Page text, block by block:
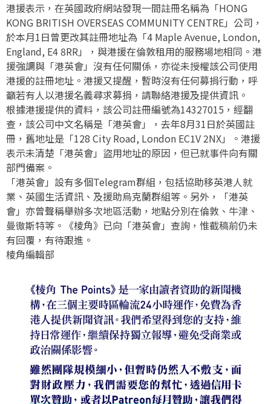
港援表示，在英國政府網站發現一間註冊名稱為「HONG
KONG BRITISH OVERSEAS COMMUNITY CENTRE」公司，
於本月1日曾更改其註冊地址為「4 Maple Avenue, London,
England, E4 8RR」，與港援在倫敦租用的服務場地相同。港
援強調與「港英會」沒有任何關係，亦從未授權該公司使用
港援的註冊地址。港援又提醒，暫時沒有任何募捐行動，呼
籲若有人以港援名義尋求募捐，請聯絡港援及提供資訊。
根據港援提供的資料，該公司註冊編號為14327015，經翻
查，該公司中文名稱是「港英會」，去年8月31日於英國註
冊，舊地址是「128 City Road, London EC1V 2NX」。港援
表示未清楚「港英會」盜用地址的原因，但已就事件向有關
部門備案。
「港英會」設有多個Telegram群組，包括協助移英港人就
業、英國生活資訊、及援助烏克蘭群組等。另外，「港英
會」亦曾聲稱舉辦多次地區活動，地點分別在倫敦、牛津、
曼徹斯特等。《棱角》已向「港英會」查詢，惟截稿前仍未
有回覆，有待跟進。
棱角編輯部